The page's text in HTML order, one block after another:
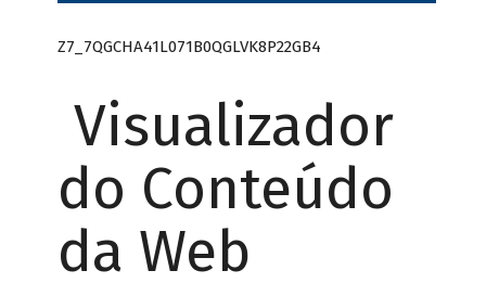
Z7_7QGCHA41L071B0QGLVK8P22GB4
Visualizador
do Conteúdo
da Web